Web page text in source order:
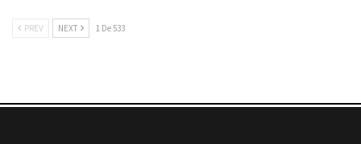
PREV NEXT 1 De 533